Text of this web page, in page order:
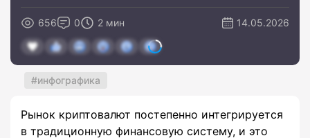
656 0 2 мин 14.05.2026
инфографика
Рынок криптовалют постепенно интегрируется
в традиционную финансовую систему, и это